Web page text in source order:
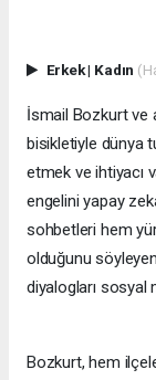
Erkek| Kadın
İsmail Bozkurt ve
bisikletiyle dünya
etmek ve ihtiyacı
engelini yapay
sohbetleri hem
olduğunu
diyalogları sosyal
Bozkurt, hem